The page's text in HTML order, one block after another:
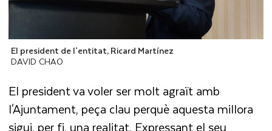
El president de l`entitat, Ricard Martínez
DAVID CHAO
El president va voler ser molt agraït amb
l'Ajuntament, peça clau perquè aquesta millora
sigui, per fi, una realitat. Expressant el seu